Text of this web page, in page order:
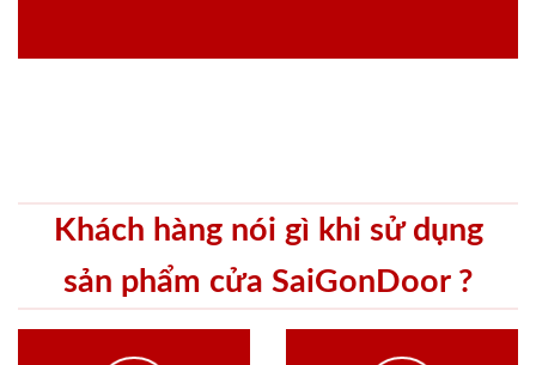
Khách hàng nói gì khi sử dụng
sản phẩm cửa SaiGonDoor ?